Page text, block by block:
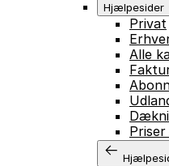
Hjælpesider
Privat
Alle